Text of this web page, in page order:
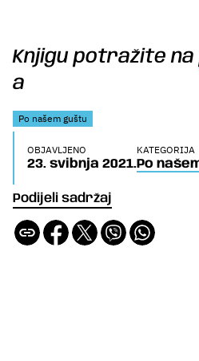
Podijeli sadržaj
Knjigu potražite na
a
Po našem guštu
OBJAVLJENO
23. svibnja 2021.
KATEGORIJA
Po